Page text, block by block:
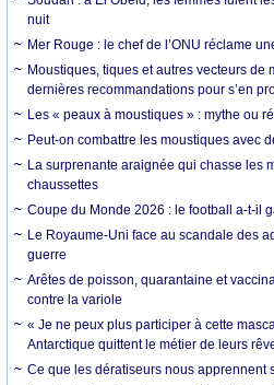
nuit
Mer Rouge : le chef de l’ONU réclame
Moustiques, tiques et autres vecteurs de
dernières recommandations pour s’en
Les « peaux à moustiques » : mythe ou
Peut-on combattre les moustiques avec
La surprenante araignée qui chasse les
chaussettes
Coupe du Monde 2026 : le football a-t-il
Le Royaume-Uni face au scandale des
guerre
Arêtes de poisson, quarantaine et
contre la variole
« Je ne peux plus participer à cette
Antarctique quittent le métier de leurs
Ce que les dératiseurs nous apprennent